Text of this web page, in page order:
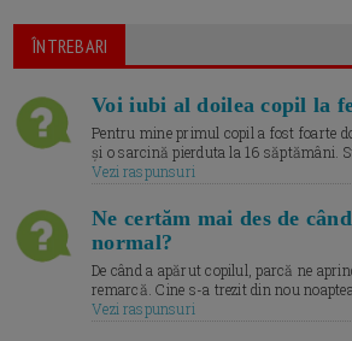
ÎNTREBARI
Voi iubi al doilea copil la
Pentru mine primul copil a fost foarte
și o sarcină pierduta la 16 săptămâni.
Vezi raspunsuri
Ne certăm mai des de
normal?
De când a apărut copilul, parcă ne
remarcă. Cine s-a trezit din nou
Vezi raspunsuri